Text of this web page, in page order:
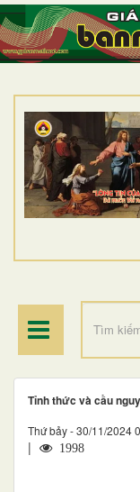
TRANG NHẤT
GIỚI THIỆU
DÒNG TU
BAN MỤC VỤ
ĐOÀN THỂ CG
ĐIỂM HÀNH
Tỉnh thức và cầu
Thứ bảy - 30/11/2024
|
1998